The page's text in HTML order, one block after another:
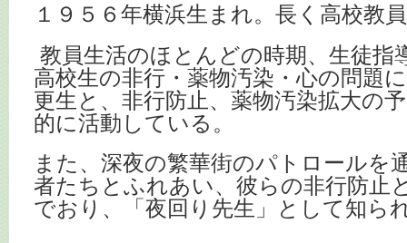
１９５６年横浜生まれ。長く高校教
教員生活のほとんどの時期、生徒指
高校生の非行・薬物汚染・心の問題
更生と、非行防止、薬物汚染拡大の
的に活動している。
また、深夜の繁華街のパトロールを
者たちとふれあい、彼らの非行防止
でおり、「夜回り先生」として知ら